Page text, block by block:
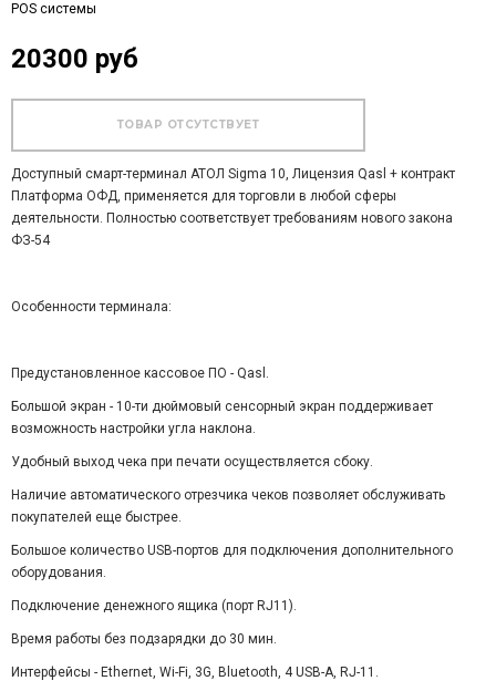
POS системы
20300 руб
Доступный смарт-терминал АТОЛ Sigma 10, Лицензия Qasl + контракт
Платформа ОФД, применяется для торговли в любой сферы
деятельности. Полностью соответствует требованиям нового закона
ФЗ-54
Особенности терминала:
Предустановленное кассовое ПО - Qasl.
Большой экран - 10-ти дюймовый сенсорный экран поддерживает
возможность настройки угла наклона.
Удобный выход чека при печати осуществляется сбоку.
Наличие автоматического отрезчика чеков позволяет обслуживать
покупателей еще быстрее.
Большое количество USB-портов для подключения дополнительного
оборудования.
Подключение денежного ящика (порт RJ11).
Время работы без подзарядки до 30 мин.
Интерфейсы - Ethernet, Wi-Fi, 3G, Bluetooth, 4 USB-A, RJ-11.